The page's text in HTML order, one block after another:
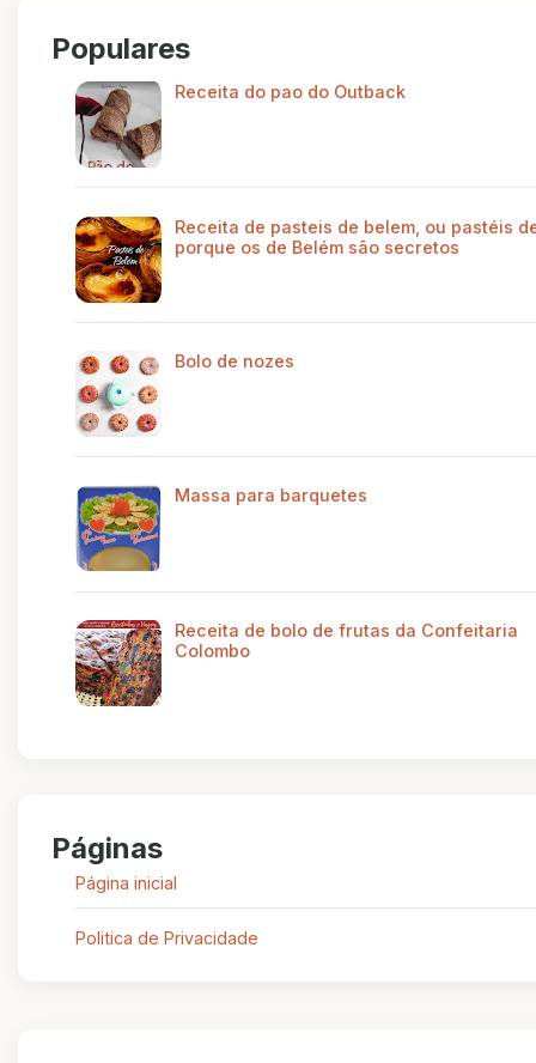
Populares
Receita do pao do Outback
Receita de pasteis de belem, ou pastéis
porque os de Belém são secretos
Bolo de nozes
Massa para barquetes
Receita de bolo de frutas da Confeitaria
Colombo
Páginas
Página inicial
Politica de Privacidade